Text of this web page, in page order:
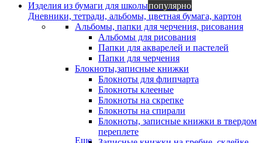
Изделия из бумаги для школыпопулярно
Дневники, тетради, альбомы, цветная бумага, картон
Альбомы, папки для черчения, рисования
Альбомы для рисования
Папки для акварелей и пастелей
Папки для черчения
Блокноты,записные книжки
Блокноты для флипчарта
Блокноты клееные
Блокноты на скрепке
Блокноты на спирали
Блокноты, записные книжки в твердом
переплете
Еще